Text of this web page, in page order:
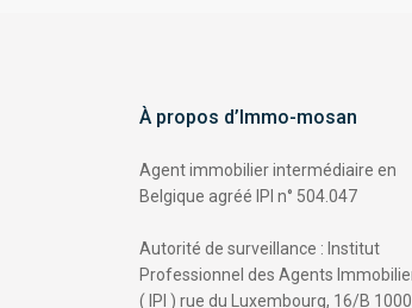
À propos d’Immo-mosan
Agent immobilier intermédiaire en
Belgique agréé IPI n° 504.047
Autorité de surveillance : Institut
Professionnel des Agents
( IPI ) rue du Luxembourg, 16/B 1000